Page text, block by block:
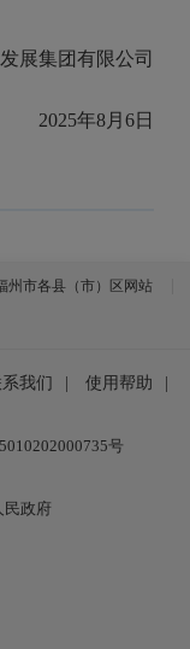
展集团有限公司
2025年8月6日
州市各县（市）区网站
我们 使用帮助
号
民政府